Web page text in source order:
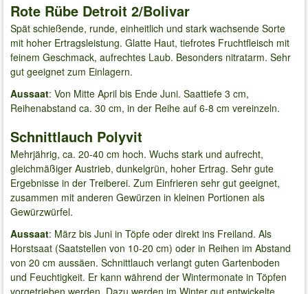
Rote Rübe Detroit 2/Bolivar
Spät schießende, runde, einheitlich und stark wachsende Sorte
mit hoher Ertragsleistung. Glatte Haut, tiefrotes Fruchtfleisch mit
feinem Geschmack, aufrechtes Laub. Besonders nitratarm. Sehr
gut geeignet zum Einlagern.
Aussaat: Von Mitte April bis Ende Juni. Saattiefe 3 cm,
Reihenabstand ca. 30 cm, in der Reihe auf 6-8 cm vereinzeln.
Schnittlauch Polyvit
Mehrjährig, ca. 20-40 cm hoch. Wuchs stark und aufrecht,
gleichmäßiger Austrieb, dunkelgrün, hoher Ertrag. Sehr gute
Ergebnisse in der Treiberei. Zum Einfrieren sehr gut geeignet,
zusammen mit anderen Gewürzen in kleinen Portionen als
Gewürzwürfel.
Aussaat: März bis Juni in Töpfe oder direkt ins Freiland. Als
Horstsaat (Saatstellen von 10-20 cm) oder in Reihen im Abstand
von 20 cm aussäen. Schnittlauch verlangt guten Gartenboden
und Feuchtigkeit. Er kann während der Wintermonate in Töpfen
vorgetrieben werden. Dazu werden im Winter gut entwickelte